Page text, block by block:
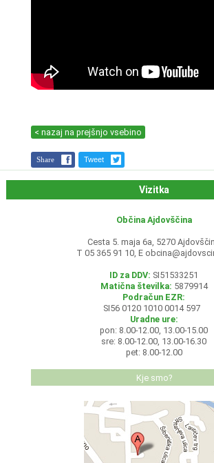
< nazaj na prejšnjo vsebino
Share Tweet
Vizitka
Občina Ajdovščina
Cesta 5. maja 6a, 5270
T 05 365 91 10, E
ID za DDV: SI51533251
Matična številka: 5879914
Podračun EZR:
SI56 0120 1010 0014 597
Uradne ure:
pon: 8.00-12.00, 13.00-15.00
sre: 8.00-12.00, 13.00-16.30
pet: 8.00-12.00
Kje smo?